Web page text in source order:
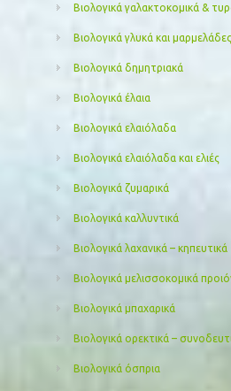
Βιολογικά γαλακτοκομικά &
Βιολογικά γλυκά και μαρμελάδες
Βιολογικά δημητριακά
Βιολογικά έλαια
Βιολογικά ελαιόλαδα
Βιολογικά ελαιόλαδα και ελιές
Βιολογικά ζυμαρικά
Βιολογικά καλλυντικά
Βιολογικά λαχανικά – κηπευτικά
Βιολογικά μελισσοκομικά
Βιολογικά μπαχαρικά
Βιολογικά ορεκτικά –
Βιολογικά όσπρια